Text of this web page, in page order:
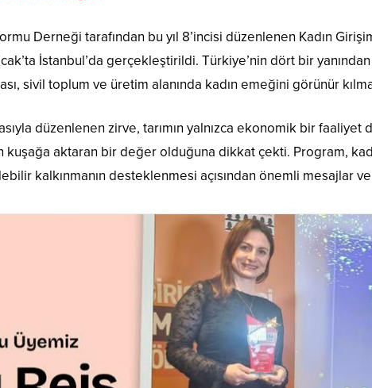
Derneği tarafından bu yıl 8’incisi düzenlenen Kadın
İstanbul’da gerçekleştirildi. Türkiye’nin dört bir
sivil toplum ve üretim alanında kadın emeğini görünür
düzenlenen zirve, tarımın yalnızca ekonomik bir
kuşağa aktaran bir değer olduğuna dikkat çekti. Program,
kalkınmanın desteklenmesi açısından önemli mesajlar